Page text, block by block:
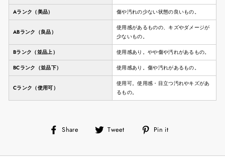
Aランク（美品） 傷や汚れの少ない状態の良いもの。
ABランク（良品）
使用感があるものの、キズやダメージが
少ないもの。
Bランク（並品上） 使用感あり。やや傷や汚れがあるもの。
BCランク（並品下） 使用感あり。傷や汚れがあるもの。
Cランク（使用可）
使用可。使用感・目立つ汚れやキズがあ
るもの。
Share
Share Tweet
Tweet Pin it